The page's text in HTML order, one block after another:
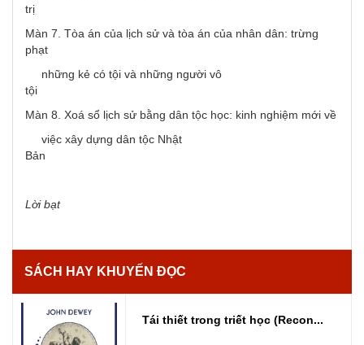
trị
Màn 7. Tòa án của lịch sử và tòa án của nhân dân: trừng
phạt
những kẻ có tội và những người vô
tội
Màn 8. Xoá sổ lịch sử bằng dân tộc học: kinh nghiệm mới về
việc xây dựng dân tộc Nhật
Bản
Lời bạt
SÁCH HAY KHUYẾN ĐỌC
Tái thiết trong triết học (Recon...